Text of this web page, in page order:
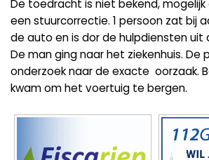
De toedracht is niet bekend,
een stuurcorrectie. 1 persoon zat bij
de auto en is dor de hulpdiensten uit
De man ging naar het ziekenhuis. De
onderzoek naar de exacte oorzaak.
kwam om het voertuig te bergen.